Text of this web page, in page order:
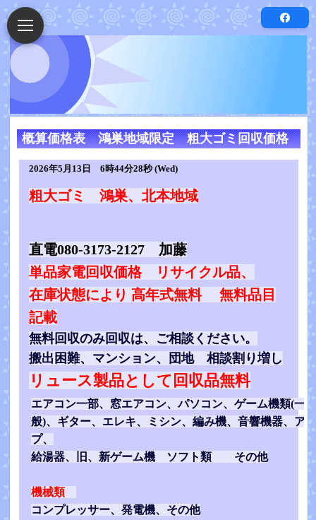
概算価格表 鴻巣地域限定 粗大ゴミ回収価格
2026年5月13日 6時44分28秒 (Wed)
粗大ゴミ 鴻巣、北本地域
直電080-3173-2127 加藤
単品家電回収価格 リサイクル品、
在庫状態により 高年式無料 無料品目
記載
無料回収のみ回収は、ご相談ください。
搬出困難、マンション、団地 相談割り増し
リュース製品として回収品無料
エアコン一部、窓エアコン、パソコン、ゲーム機類(一
般)、ギター、エレキ、ミシン、編み機、音響機器、アン
プ、
給湯器、旧、新ゲーム機 ソフト類 その他
機械類
コンプレッサー、発電機、その他